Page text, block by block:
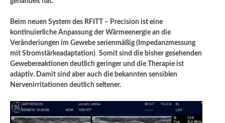
Beim neuen System des RFITT – Precision ist eine
kontinuierliche Anpassung der Wärmeenergie an die
Veränderiungen im Gewebe serienmäßig (Impedanzmessung
mit Stromstärkeadaptation). Somit sind die bisher gesehenden
Gewebereaktionen deutlich geringer und die Therapie ist
adaptiv. Damit sind aber auch die bekannten sensiblen
Nervenirritationen deutlich seltener.